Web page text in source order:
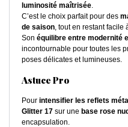
luminosité maîtrisée.
C’est le choix parfait pour des
de saison, tout en restant facile
Son équilibre entre modernité
incontournable pour toutes les
poses délicates et lumineuses.
Astuce Pro
Pour intensifier les reflets
Glitter 17 sur une base rose
encapsulation.